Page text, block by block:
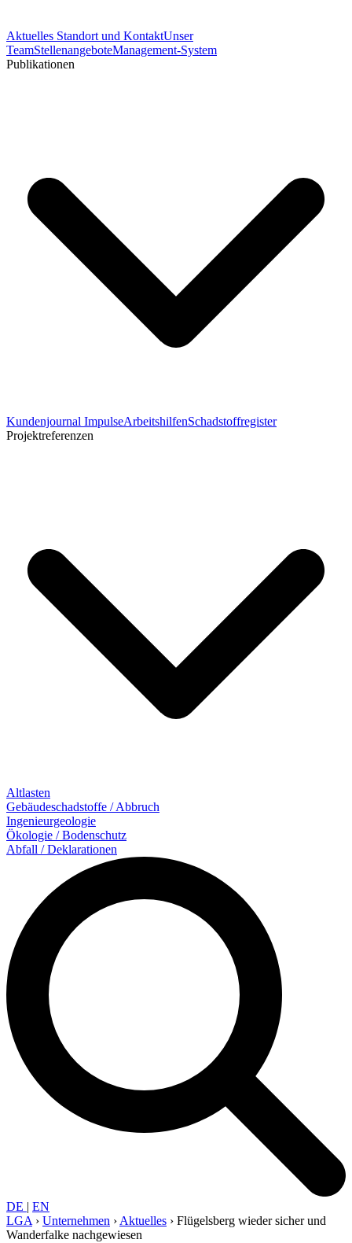
Aktuelles Standort und KontaktUnser
TeamStellenangeboteManagement-System
Publikationen
Kundenjournal ImpulseArbeitshilfenSchadstoffregister
Projektreferenzen
Altlasten
Gebäude­schadstoffe / Abbruch
Ingenieur­geologie
Ökologie / Bodenschutz
Abfall / Deklarationen
DE
EN
LGA › Unter­nehmen ›Aktuelles › Flügelsberg wieder sicher und
Wanderfalke nachgewiesen